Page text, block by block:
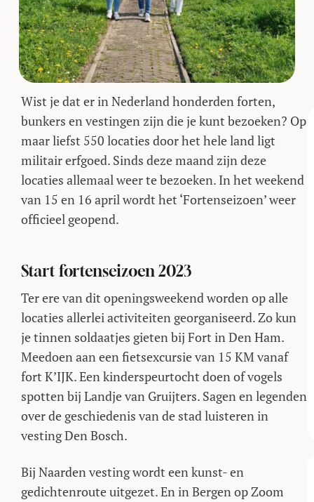
Wist je dat er in Nederland honderden forten,
bunkers en vestingen zijn die je kunt bezoeken? Op
maar liefst 550 locaties door het hele land ligt
militair erfgoed. Sinds deze maand zijn deze
locaties allemaal weer te bezoeken. In het weekend
van 15 en 16 april wordt het ‘Fortenseizoen’ weer
officieel geopend.
Start fortenseizoen 2023
Ter ere van dit openingsweekend worden op alle
locaties allerlei activiteiten georganiseerd. Zo kun
je tinnen soldaatjes gieten bij Fort in Den Ham.
Meedoen aan een fietsexcursie van 15 KM vanaf
fort K’IJK. Een kinderspeurtocht doen of vogels
spotten bij Landje van Gruijters. Sagen en legenden
over de geschiedenis van de stad luisteren in
vesting Den Bosch.
Bij Naarden vesting wordt een kunst- en
gedichtenroute uitgezet. En in Bergen op Zoom